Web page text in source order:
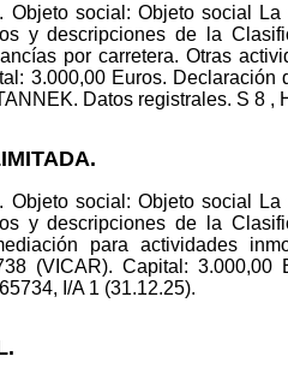
Objeto social: Objeto social
y descripciones de la
por carretera. Otras
3.000,00 Euros.
Datos registrales. S 8 ,
Objeto social: Objeto social
y descripciones de la
para actividades
(VICAR). Capital: 3.000,00
I/A 1 (31.12.25).